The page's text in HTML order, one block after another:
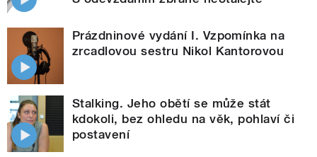
Prázdninové vydání I. Vzpomínka na
zrcadlovou sestru Nikol Kantorovou
Stalking. Jeho obětí se může stát
kdokoli, bez ohledu na věk, pohlaví či
postavení